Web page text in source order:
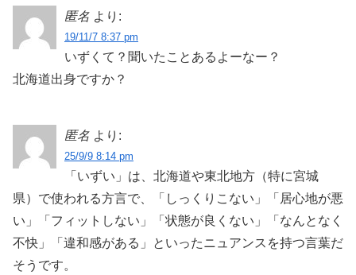
匿名 より:
19/11/7 8:37 pm
いずくて？聞いたことあるよーなー？
北海道出身ですか？
匿名 より:
25/9/9 8:14 pm
「いずい」は、北海道や東北地方（特に宮城
県）で使われる方言で、「しっくりこない」「居心地が悪
い」「フィットしない」「状態が良くない」「なんとなく
不快」「違和感がある」といったニュアンスを持つ言葉だ
そうです。